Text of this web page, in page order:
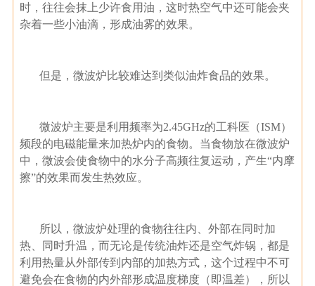
时，往往会抹上少许食用油，这时热空气中还可能会夹
杂着一些小油滴，形成油雾的效果。
但是，微波炉比较难达到类似油炸食品的效果。
微波炉主要是利用频率为2.45GHz的工科医（ISM）
频段的电磁能量来加热炉内的食物。当食物放在微波炉
中，微波会使食物中的水分子高频往复运动，产生“内摩
擦”的效果而发生热效应。
所以，微波炉处理的食物往往内、外部在同时加
热、同时升温，而无论是传统油炸还是空气炸锅，都是
利用热量从外部传到内部的加热方式，这个过程中不可
避免会在食物的内外部形成温度梯度（即温差），所以